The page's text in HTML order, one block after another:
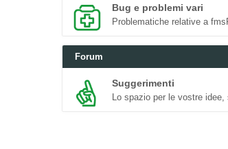
Bug e problemi vari
Problematiche relative a
Forum
Suggerimenti
Lo spazio per le vostre